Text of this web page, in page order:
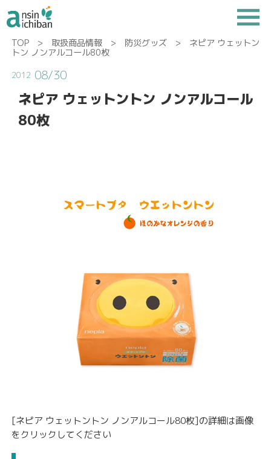
TOP> 取扱商品情報> 防災グッズ> ネピア ウェットン
トン ノンアルコール80枚
2012 08/30
ネピア ウェットントン ノンアルコール
80枚
[ネピア ウェットントン ノンアルコール80枚]の詳細は画像
をクリックしてください